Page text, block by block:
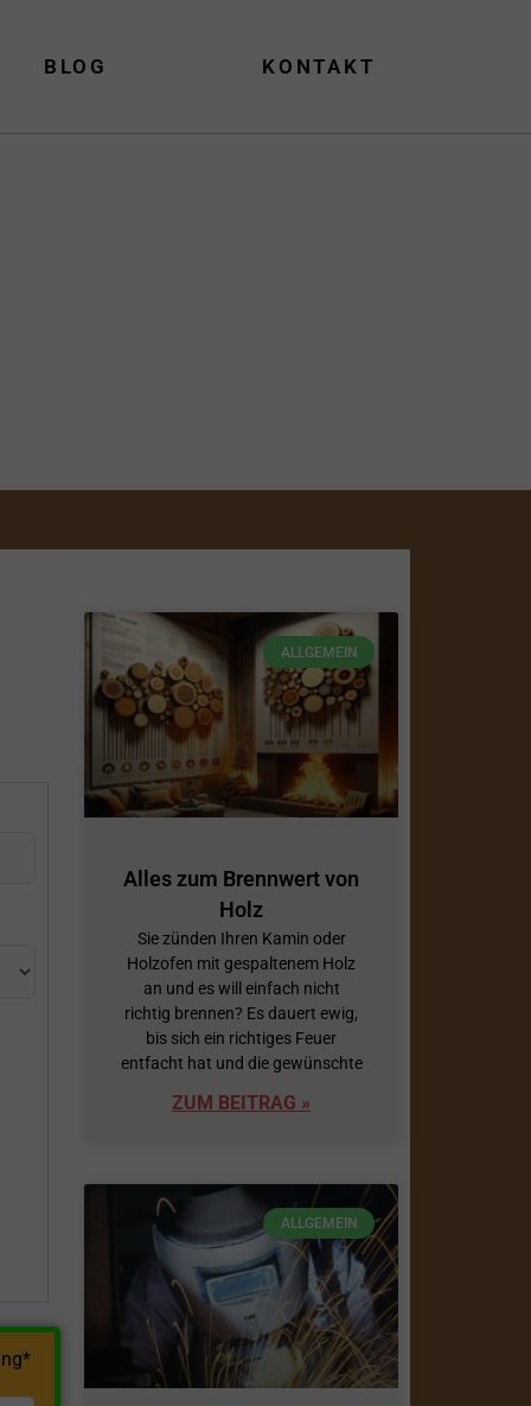
BLOG KONTAKT
ALLGEMEIN
Alles zum Brennwert von
Holz
Sie zünden Ihren Kamin oder
Holzofen mit gespaltenem Holz
an und es will einfach nicht
richtig brennen? Es dauert ewig,
bis sich ein richtiges Feuer
entfacht hat und die gewünschte
ZUM BEITRAG »
ALLGEMEIN